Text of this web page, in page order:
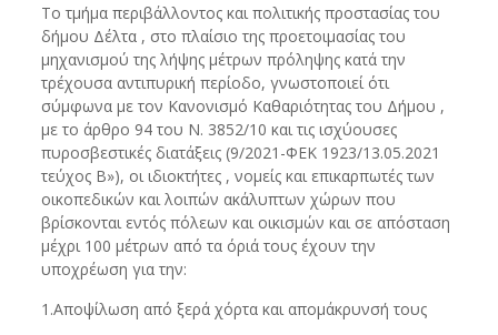
Το τμήμα περιβάλλοντος και πολιτικής προστασίας του
δήμου Δέλτα , στο πλαίσιο της προετοιμασίας του
μηχανισμού της λήψης μέτρων πρόληψης κατά την
τρέχουσα αντιπυρική περίοδο, γνωστοποιεί ότι
σύμφωνα με τον Κανονισμό Καθαριότητας του Δήμου ,
με το άρθρο 94 του Ν. 3852/10 και τις ισχύουσες
πυροσβεστικές διατάξεις (9/2021-ΦΕΚ 1923/13.05.2021
τεύχος Β»), οι ιδιοκτήτες , νομείς και επικαρπωτές των
οικοπεδικών και λοιπών ακάλυπτων χώρων που
βρίσκονται εντός πόλεων και οικισμών και σε απόσταση
μέχρι 100 μέτρων από τα όριά τους έχουν την
υποχρέωση για την:
1.Αποψίλωση από ξερά χόρτα και απομάκρυνσή τους